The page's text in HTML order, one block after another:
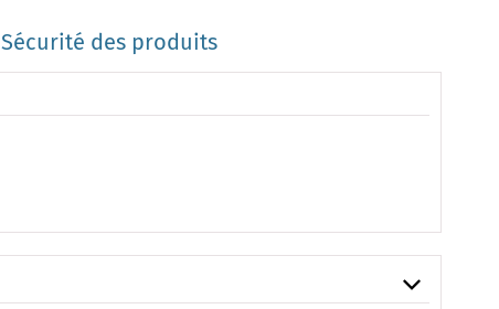
Sécurité des produits